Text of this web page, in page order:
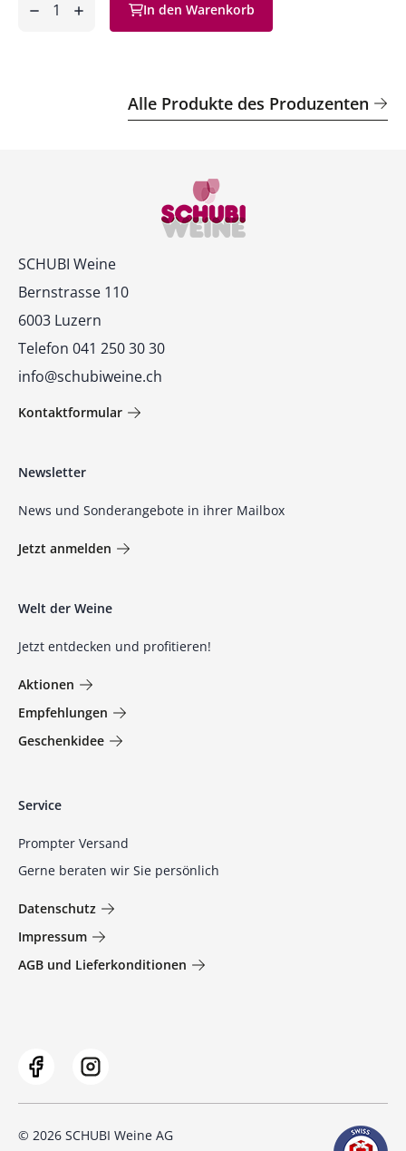
In den Warenkorb
Alle Produkte des Produzenten
Kontakt
SCHUBI Weine
Bernstrasse 110
6003 Luzern
Telefon 041 250 30 30
info@schubiweine.ch
Kontaktformular
Newsletter
News und Sonderangebote in ihrer Mailbox
Jetzt anmelden
Welt der Weine
Jetzt entdecken und profitieren!
Aktionen
Empfehlungen
Geschenkidee
Service
Prompter Versand
Gerne beraten wir Sie persönlich
Datenschutz
Impressum
AGB und Lieferkonditionen
© 2026 SCHUBI Weine AG